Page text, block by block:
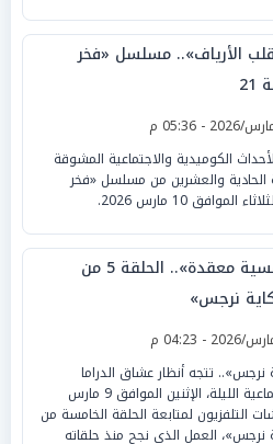
الأرياف».. مسلسل «فخر
الكوميدية والاجتماعية المشوقة
والعشرين من مسلسل «فخر
الموافق 10 مارس 2026.
«مواجهة نفسية معقدة».. الحلقة 5 من
نرجس»
تتجه أنظار عشاق الدراما
النفسية والاجتماعية الليلة، الإثنين الموافق 9 مارس
التلفزيون لمتابعة الحلقة الخامسة من
العمل الذي نجح منذ حلقاته